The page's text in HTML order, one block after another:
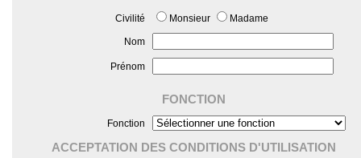
Civilité Monsieur Madame
Nom
Prénom
FONCTION
Fonction
ACCEPTATION DES CONDITIONS D'UTILISATION